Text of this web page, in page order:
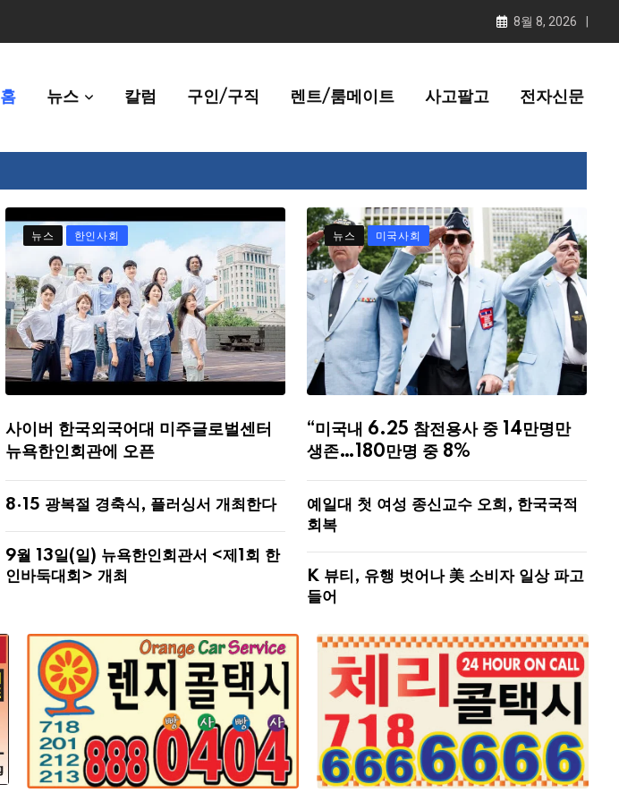
8월 8, 2026
홈 뉴스 칼럼 구인/구직 렌트/룸메이트 사고팔고 전자신문
뉴스 한인사회
사이버 한국외국어대 미주글로벌센터
뉴욕한인회관에 오픈
8·15 광복절 경축식, 플러싱서 개최한다
9월 13일(일) 뉴욕한인회관서 <제1회 한
인바둑대회> 개최
뉴스 미국사회
“미국내 6.25 참전용사 중 14만명만
생존…180만명 중 8%
예일대 첫 여성 종신교수 오희, 한국국적
회복
K 뷰티, 유행 벗어나 美 소비자 일상 파고
들어